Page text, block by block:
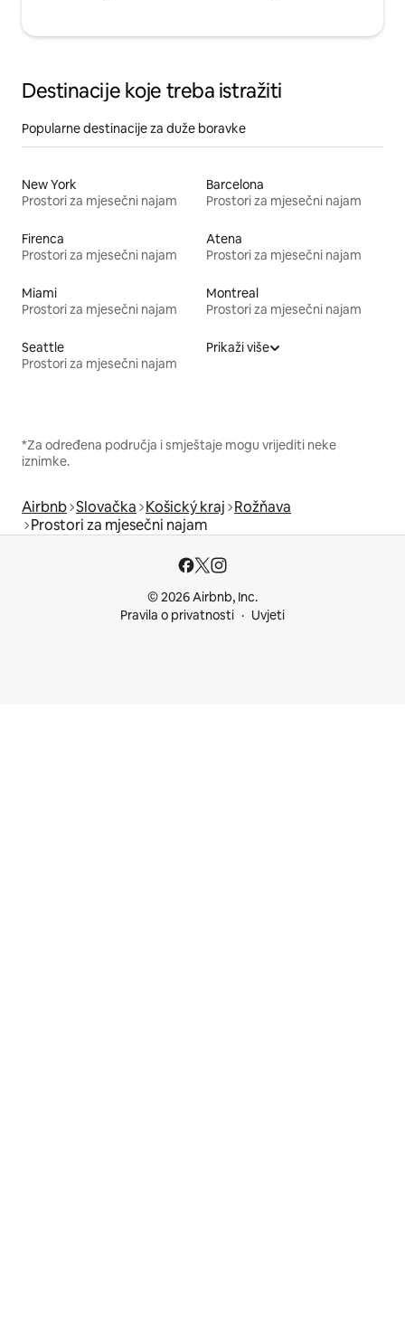
Destinacije koje treba istražiti
Popularne destinacije za duže boravke
New York
Prostori za mjesečni najam
Barcelona
Prostori za mjesečni najam
Firenca
Prostori za mjesečni najam
Atena
Prostori za mjesečni najam
Miami
Prostori za mjesečni najam
Montreal
Prostori za mjesečni najam
Seattle
Prostori za mjesečni najam
Prikaži više
*Za određena područja i smještaje mogu vrijediti neke
iznimke.
Airbnb Slovačka Košický kraj Rožňava
Prostori za mjesečni najam
© 2026 Airbnb, Inc.
Pravila o privatnosti
Uvjeti